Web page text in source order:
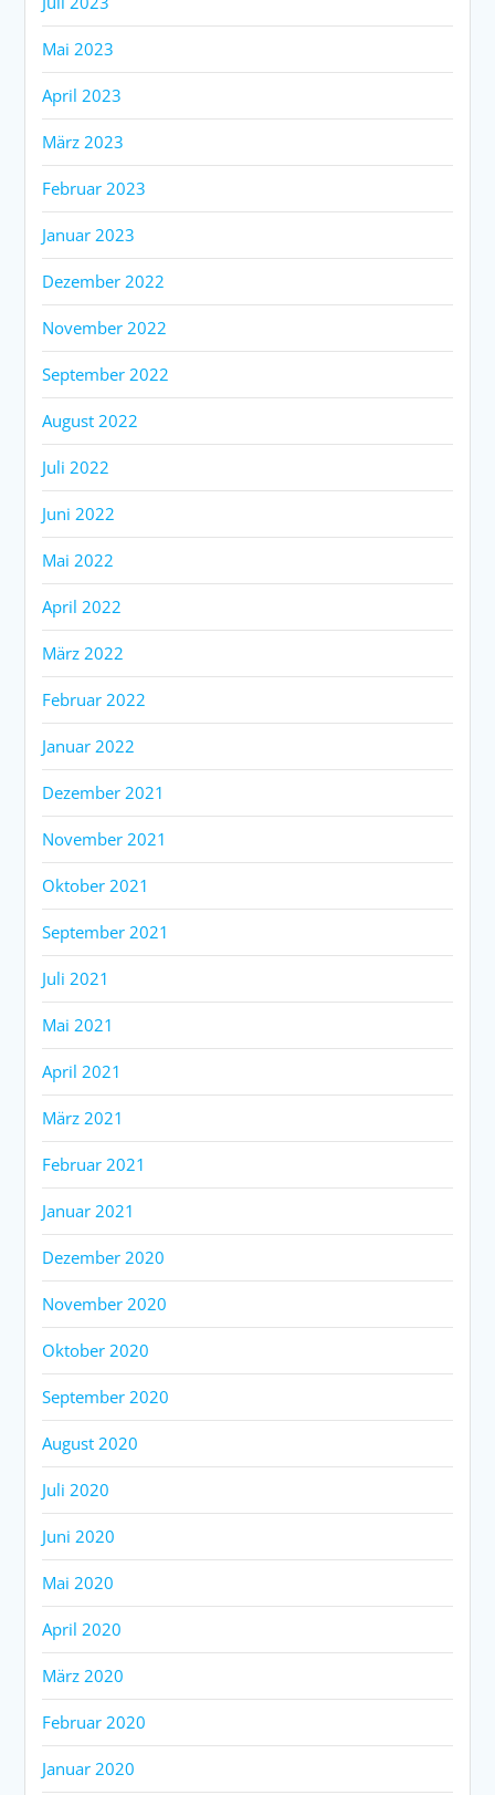
Mai 2023
April 2023
März 2023
Februar 2023
Januar 2023
Dezember 2022
November 2022
September 2022
August 2022
Juli 2022
Juni 2022
Mai 2022
April 2022
März 2022
Februar 2022
Januar 2022
Dezember 2021
November 2021
Oktober 2021
September 2021
Juli 2021
Mai 2021
April 2021
März 2021
Februar 2021
Januar 2021
Dezember 2020
November 2020
Oktober 2020
September 2020
August 2020
Juli 2020
Juni 2020
Mai 2020
April 2020
März 2020
Februar 2020
Januar 2020